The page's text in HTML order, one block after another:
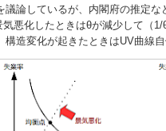
議論しているが、内閣府の推定な
気悪化したときはθが減少して（
構造変化が起きたときはUV曲線